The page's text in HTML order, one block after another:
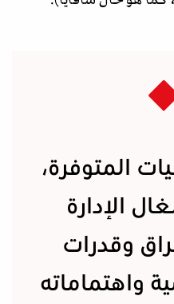
المتوفرة،
الإدارة
وقدرات
واهتماماته